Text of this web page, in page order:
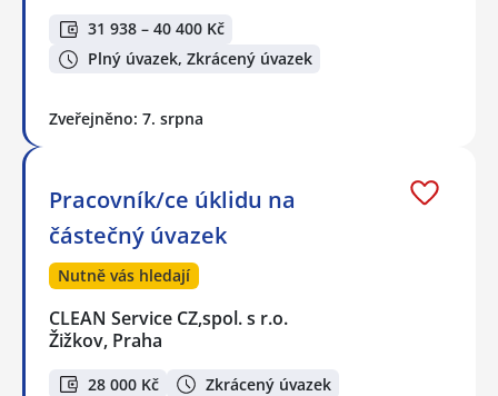
31 938 – 40 400 Kč
Plný úvazek, Zkrácený úvazek
Zveřejněno: 7. srpna
Pracovník/ce úklidu na
částečný úvazek
Nutně vás hledají
CLEAN Service CZ,spol. s r.o.
Žižkov, Praha
28 000 Kč Zkrácený úvazek